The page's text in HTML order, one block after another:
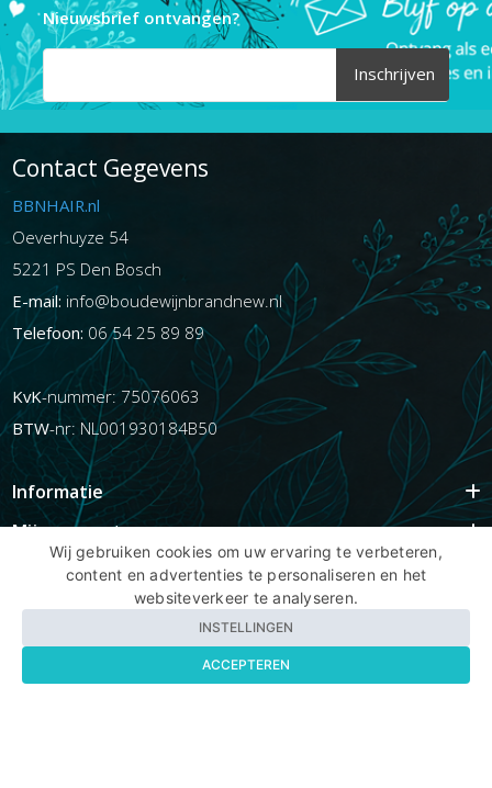
Nieuwsbrief ontvangen?
Inschrijven
Contact Gegevens
BBNHAIR.nl
Oeverhuyze 54
5221 PS Den Bosch
E-mail: info@boudewijnbrandnew.nl
Telefoon: 06 54 25 89 89
KvK-nummer: 75076063
BTW-nr: NL001930184B50
Informatie
Mijn account
Populaire Tags
Wij gebruiken cookies om uw ervaring te verbeteren,
content en advertenties te personaliseren en het
websiteverkeer te analyseren.
INSTELLINGEN
ACCEPTEREN